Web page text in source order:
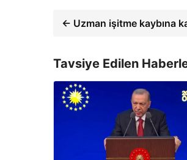
← Uzman işitme kaybına
Tavsiye Edilen